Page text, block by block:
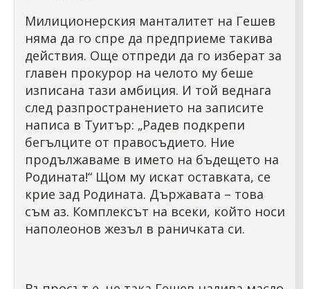
Милиционерския манталитет на Гешев
няма да го спре да предприеме такива
действия. Още отпреди да го изберат за
главен прокурор на челото му беше
изписана тази амбиция. И той веднага
след разпространението на записите
написа в Туитър: „Радев подкрепи
бегълците от правосъдието. Ние
продължаваме в името на бъдещето на
Родината!“ Щом му искат оставката, се
крие зад Родината. Държавата – това
съм аз. Комплексът на всеки, който носи
наполеонов жезъл в раничката си.